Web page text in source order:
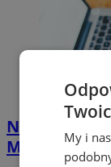
Nawet 42My i